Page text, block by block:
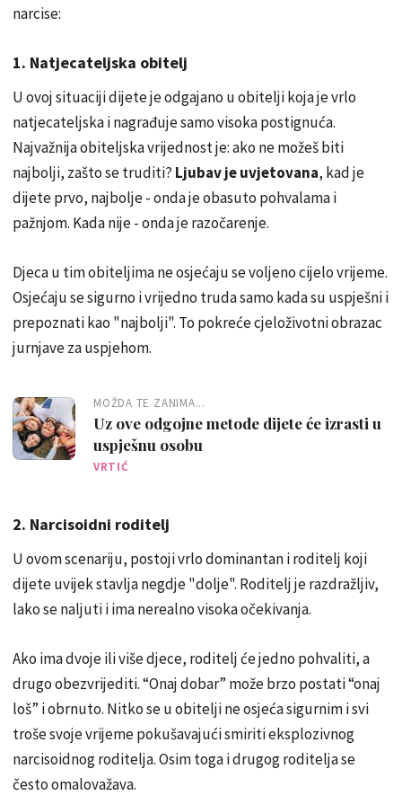
narcise:
1. Natjecateljska obitelj
U ovoj situaciji dijete je odgajano u obitelji koja je vrlo
natjecateljska i nagrađuje samo visoka postignuća.
Najvažnija obiteljska vrijednost je: ako ne možeš biti
najbolji, zašto se truditi? Ljubav je uvjetovana, kad je
dijete prvo, najbolje - onda je obasuto pohvalama i
pažnjom. Kada nije - onda je razočarenje.
Djeca u tim obiteljima ne osjećaju se voljeno cijelo vrijeme.
Osjećaju se sigurno i vrijedno truda samo kada su uspješni i
prepoznati kao "najbolji". To pokreće cjeloživotni obrazac
jurnjave za uspjehom.
MOŽDA TE ZANIMA...
Uz ove odgojne metode dijete će izrasti u
uspješnu osobu
VRTIĆ
2. Narcisoidni roditelj
U ovom scenariju, postoji vrlo dominantan i roditelj koji
dijete uvijek stavlja negdje "dolje". Roditelj je razdražljiv,
lako se naljuti i ima nerealno visoka očekivanja.
Ako ima dvoje ili više djece, roditelj će jedno pohvaliti, a
drugo obezvrijediti. “Onaj dobar” može brzo postati “onaj
loš” i obrnuto. Nitko se u obitelji ne osjeća sigurnim i svi
troše svoje vrijeme pokušavajući smiriti eksplozivnog
narcisoidnog roditelja. Osim toga i drugog roditelja se
često omalovažava.